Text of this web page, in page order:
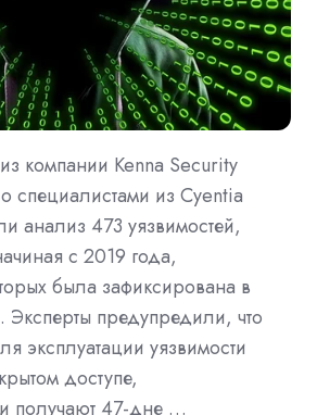
компании Kenna Security
специалистами из Cyentia
анализ 473 уязвимостей,
с 2019 года,
была зафиксирована в
Эксперты предупредили, что
эксплуатации уязвимости
доступе,
получают 47-дне …